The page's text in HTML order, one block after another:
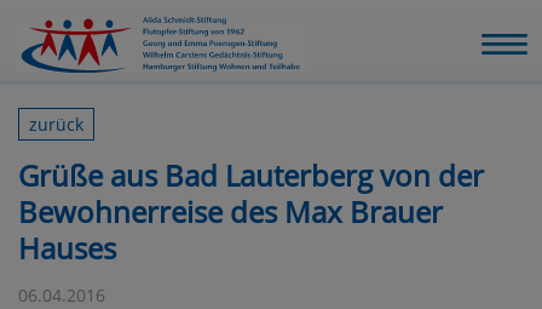
zurück
Grüße aus Bad Lauterberg von der
Bewohnerreise des Max Brauer
Hauses
06.04.2016